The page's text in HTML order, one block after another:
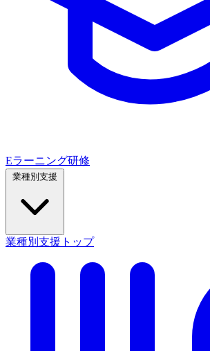
Eラーニング研修
業種別支援トップ